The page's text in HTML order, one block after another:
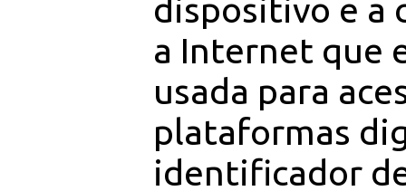
dispositivo e a
a Internet que
usada para
plataformas
identificador